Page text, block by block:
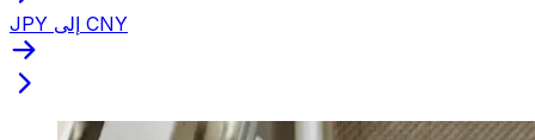
JPY إلى CNY